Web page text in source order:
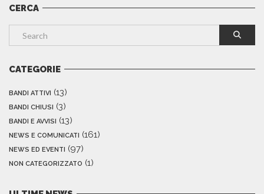
CERCA
CATEGORIE
BANDI ATTIVI (13)
BANDI CHIUSI (3)
BANDI E AVVISI (13)
NEWS E COMUNICATI (161)
NEWS ED EVENTI (97)
NON CATEGORIZZATO (1)